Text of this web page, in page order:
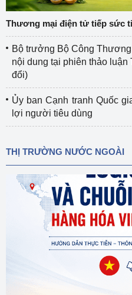
Thương mại điện tử tiếp sức
Bộ trưởng Bộ Công
nội dung tại phiên thảo
đổi)
Ủy ban Cạnh tranh Quốc
lợi người tiêu dùng
THỊ TRƯỜNG NƯỚC NGOÀI